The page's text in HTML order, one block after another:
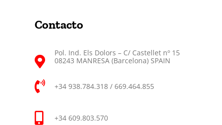
Contacto
Pol. Ind. Els Dolors – C/ Castellet nº 15
08243 MANRESA (Barcelona) SPAIN
+34 938.784.318 / 669.464.855
+34 609.803.570